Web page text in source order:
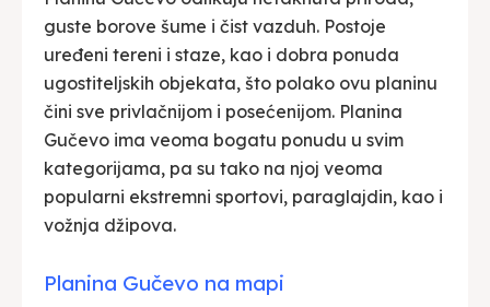
guste borove šume i čist vazduh. Postoje
uređeni tereni i staze, kao i dobra ponuda
ugostiteljskih objekata, što polako ovu planinu
čini sve privlačnijom i posećenijom. Planina
Gučevo ima veoma bogatu ponudu u svim
kategorijama, pa su tako na njoj veoma
popularni ekstremni sportovi, paraglajdin, kao i
vožnja džipova.
Planina Gučevo na mapi